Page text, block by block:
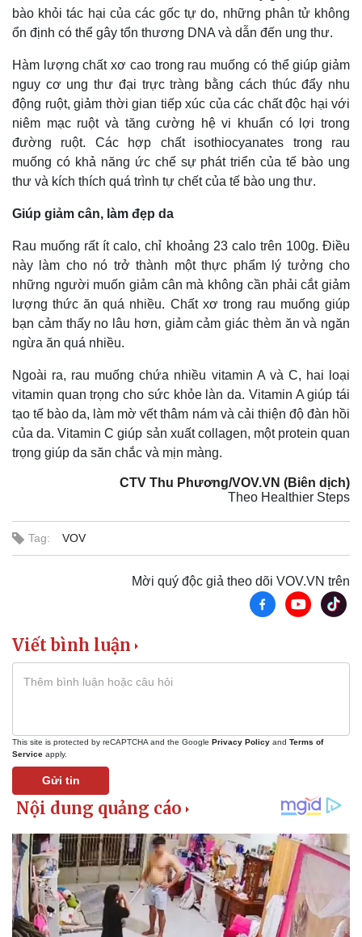
eSports
Hậu trường
Ô tô
bào khỏi tác hại của các gốc tự do, những phân tử không
ổn định có thể gây tổn thương DNA và dẫn đến ung thư.
Hàm lượng chất xơ cao trong rau muống có thể giúp giảm
nguy cơ ung thư đại trực tràng bằng cách thúc đẩy nhu
động ruột, giảm thời gian tiếp xúc của các chất độc hại với
niêm mạc ruột và tăng cường hệ vi khuẩn có lợi trong
đường ruột. Các hợp chất isothiocyanates trong rau
muống có khả năng ức chế sự phát triển của tế bào ung
thư và kích thích quá trình tự chết của tế bào ung thư.
Giúp giảm cân, làm đẹp da
Rau muống rất ít calo, chỉ khoảng 23 calo trên 100g. Điều
này làm cho nó trở thành một thực phẩm lý tưởng cho
những người muốn giảm cân mà không cần phải cắt giảm
lượng thức ăn quá nhiều. Chất xơ trong rau muống giúp
bạn cảm thấy no lâu hơn, giảm cảm giác thèm ăn và ngăn
ngừa ăn quá nhiều.
Ngoài ra, rau muống chứa nhiều vitamin A và C, hai loại
vitamin quan trọng cho sức khỏe làn da. Vitamin A giúp tái
tạo tế bào da, làm mờ vết thâm nám và cải thiện độ đàn hồi
của da. Vitamin C giúp sản xuất collagen, một protein quan
trọng giúp da săn chắc và mịn màng.
CTV Thu Phương/VOV.VN (Biên dịch)
Theo Healthier Steps
Tag: VOV
Mời quý độc giả theo dõi VOV.VN trên
Viết bình luận
This site is protected by reCAPTCHA and the Google Privacy Policy and Terms of
Service apply.
Gửi tin